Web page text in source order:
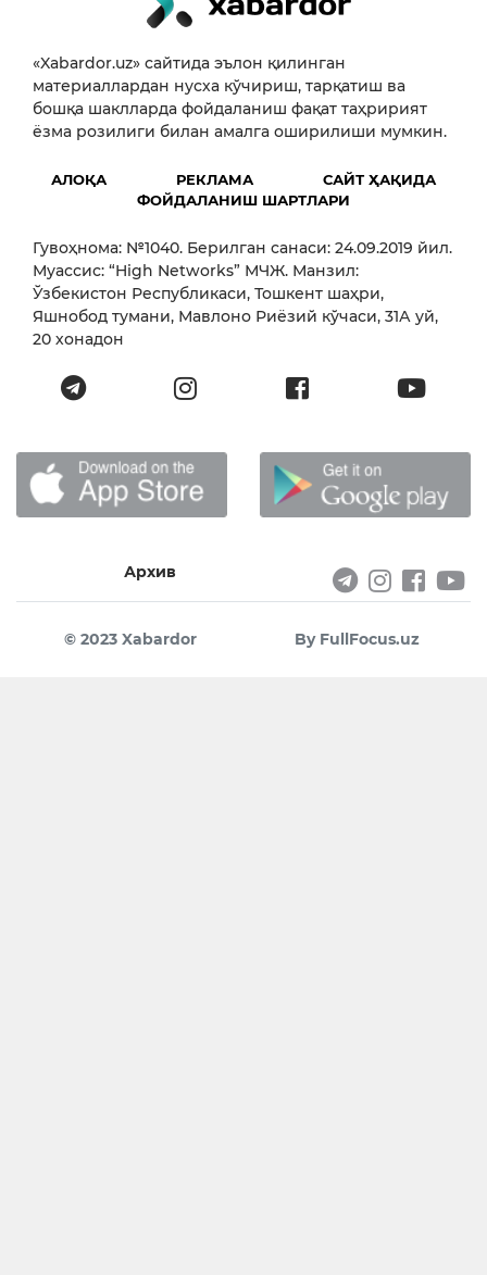
«Xabardor.uz» сайтида эълон қилинган
материаллардан нусха кўчириш, тарқатиш ва
бошқа шаклларда фойдаланиш фақат таҳририят
ёзма розилиги билан амалга оширилиши мумкин.
АЛОҚА РЕКЛАМА
САЙТ ҲАҚИДА
ФОЙДАЛАНИШ ШАРТЛАРИ
Гувоҳнома: №1040. Берилган санаси: 24.09.2019 йил.
Муассис: “High Networks” МЧЖ. Манзил:
Ўзбекистон Республикаси, Тошкент шаҳри,
Яшнобод тумани, Мавлоно Риёзий кўчаси, 31А уй,
20 хонадон
Архив
© 2023 Xabardor By FullFocus.uz